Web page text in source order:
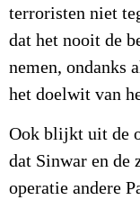
terroristen niet
dat het nooit de
nemen, ondanks
het doelwit van
Ook blijkt uit de
dat Sinwar en de
operatie andere